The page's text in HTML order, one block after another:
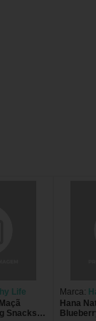
Life
Snacks
Marca:
Hana